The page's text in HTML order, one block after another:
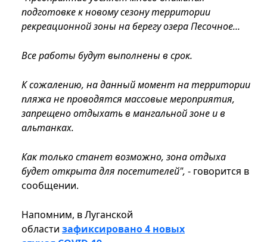
подготовке к новому сезону территории
рекреационной зоны на берегу озера Песочное...
Все работы будут выполнены в срок.
К сожалению, на данный момент на территории
пляжа не проводятся массовые мероприятия,
запрещено отдыхать в мангальной зоне и в
альтанках.
Как только станет возможно, зона отдыха
будет открыта для посетителей", - говорится в
сообщении.
Напомним, в Луганской
области зафиксировано 4 новых